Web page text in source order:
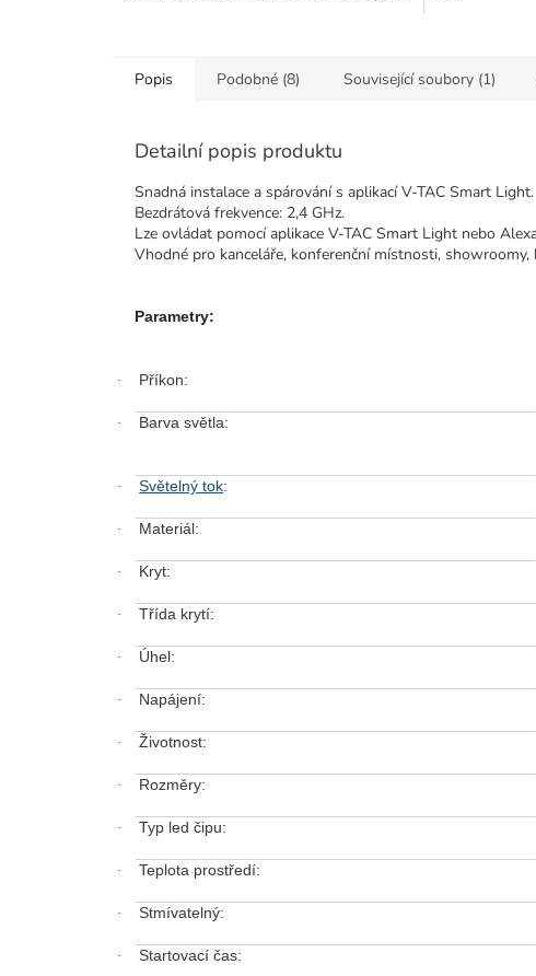
Popis Podobné (8) Související soubory (1)
Detailní popis produktu
Snadná instalace a spárování s aplikací V-TAC Smart Light.
Bezdrátová frekvence: 2,4 GHz.
Lze ovládat pomocí aplikace V-TAC Smart Light nebo
Vhodné pro kanceláře, konferenční místnosti, showroomy,
Parametry:
· Příkon:
· Barva světla:
· Světelný tok:
· Materiál:
· Kryt:
· Třída krytí:
· Úhel:
· Napájení:
· Životnost:
· Rozměry:
· Typ led čipu:
· Teplota prostředí:
· Stmívatelný:
· Startovací čas: